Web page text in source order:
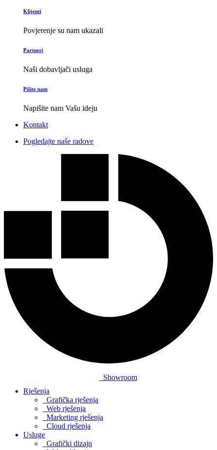
Klijenti
Povjerenje su nam ukazali
Partneri
Naši dobavljači usluga
Pišite nam
Napišite nam Vašu ideju
Kontakt
Pogledajte naše radove
Showroom
Rješenja
Grafička rješenja
Web rješenja
Marketing rješenja
Cloud rješenja
Usluge
Grafički dizajn